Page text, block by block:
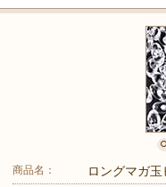
商品名： ロングマガ